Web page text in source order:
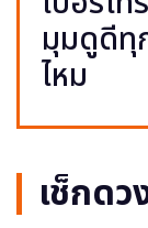
มุมดูดีทุ
ไหม
เช็กดว